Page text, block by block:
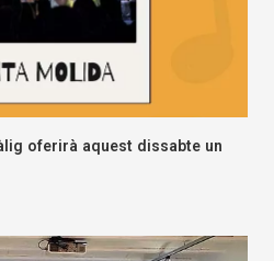
oferirà aquest dissabte un